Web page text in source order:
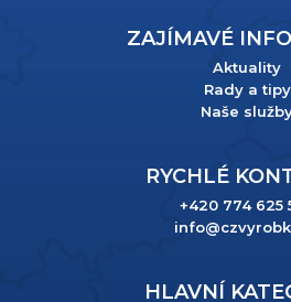
ZAJÍMAVÉ
Aktuality
Rady a tipy
Naše
RYCHLÉ
+420 774 625
HLAVNÍ